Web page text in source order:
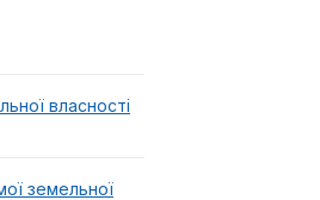
власності
земельної